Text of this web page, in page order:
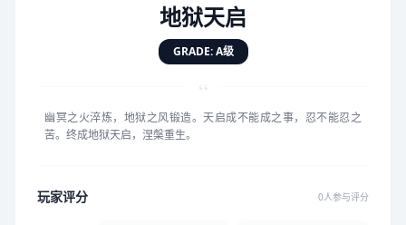
地狱天启
GRADE: A级
“
幽冥之火淬炼，地狱之风锻造。天启成不能成之事，忍不能忍之
苦。终成地狱天启，涅槃重生。
玩家评分 0人参与评分
★★★★★★
手感 5.0分